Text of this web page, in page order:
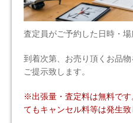
査定員がご予約した日時・場
到着次第、お売り頂くお品
ご提示致します。
※出張量・査定料は無料です
てもキャンセル料等は発生致